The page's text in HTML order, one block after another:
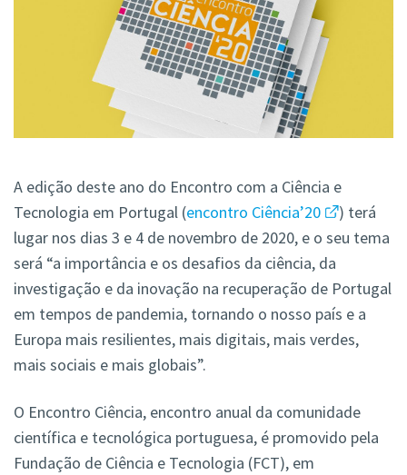
A edição deste ano do Encontro com a Ciência e
Tecnologia em Portugal (encontro Ciência’20
) terá
lugar nos dias 3 e 4 de novembro de 2020, e o seu tema
será “a importância e os desafios da ciência, da
investigação e da inovação na recuperação de Portugal
em tempos de pandemia, tornando o nosso país e a
Europa mais resilientes, mais digitais, mais verdes,
mais sociais e mais globais”.
O Encontro Ciência, encontro anual da comunidade
científica e tecnológica portuguesa, é promovido pela
Fundação de Ciência e Tecnologia (FCT), em